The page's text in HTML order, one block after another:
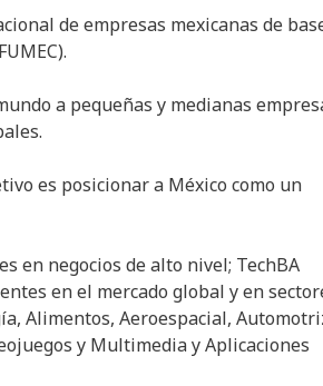
de empresas mexicanas de
a pequeñas y medianas
es posicionar a México como un
en negocios de alto nivel; TechBA
en el mercado global y en
Alimentos, Aeroespacial,
y Multimedia y Aplicaciones